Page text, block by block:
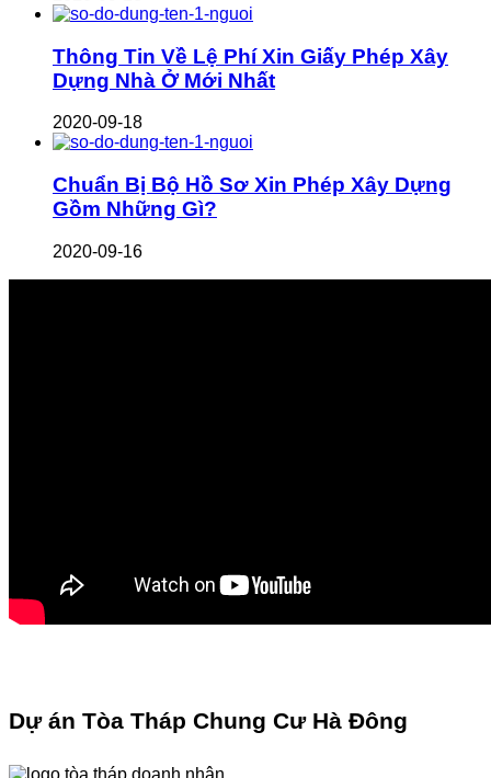
Thông Tin Về Lệ Phí Xin Giấy Phép Xây
Dựng Nhà Ở Mới Nhất
2020-09-18
Chuẩn Bị Bộ Hồ Sơ Xin Phép Xây Dựng
Gồm Những Gì?
2020-09-16
Dự án Tòa Tháp Chung Cư Hà Đông